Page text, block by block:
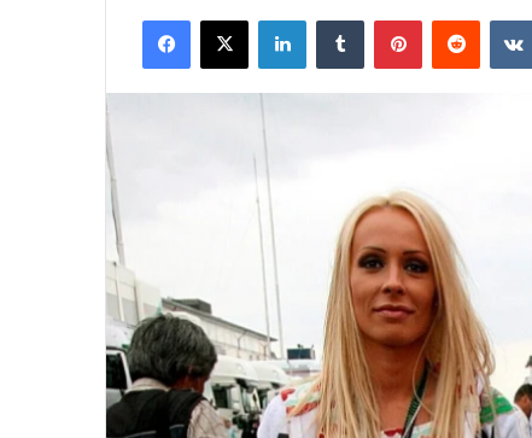
email
Facebook
X LinkedInTumblr PinterestReddit